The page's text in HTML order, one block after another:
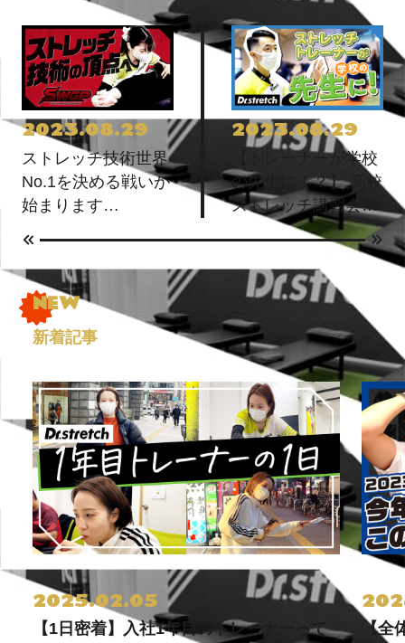
2023.08.29
ストレッチ技術世界
No.1を決める戦いが
始まります
2023.08.29
【トレーナーが学校
の先生に！？】 高校
ストレッチ講習会に
密着！
新着記事
2025.02.05
【1日密着】入社1年目のトレーナーって 【全